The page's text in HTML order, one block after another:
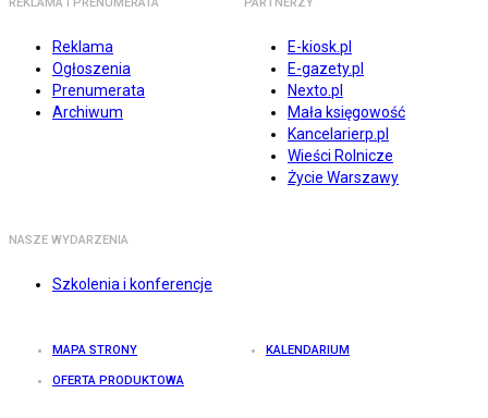
Reklama
Ogłoszenia
Prenumerata
Archiwum
E-kiosk.pl
E-gazety.pl
Nexto.pl
Mała księgowość
Kancelarierp.pl
Wieści Rolnicze
Życie Warszawy
NASZE WYDARZENIA
Szkolenia i konferencje
MAPA STRONY KALENDARIUM
OFERTA PRODUKTOWA